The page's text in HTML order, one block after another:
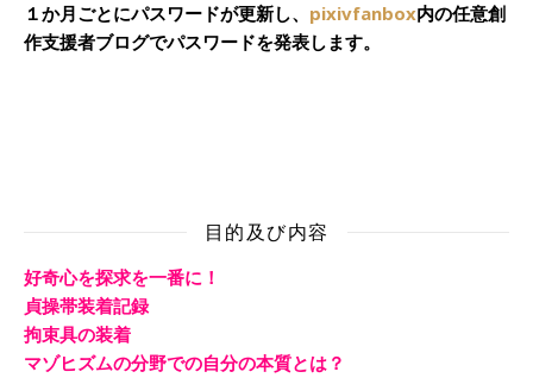
１か月ごとにパスワードが更新し、 pixivfanbox内の任意創
作支援者ブログでパスワードを発表します。
目的及び内容
好奇心を探求を一番に！
貞操帯装着記録
拘束具の装着
マゾヒズムの分野での自分の本質とは？